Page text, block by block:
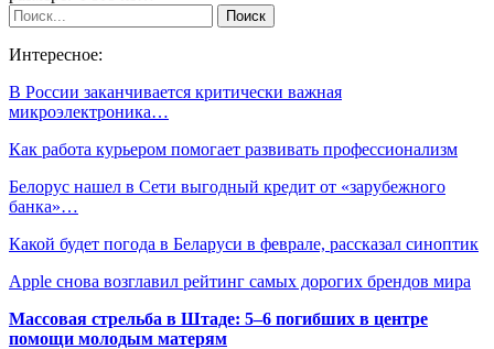
Интересное:
В России заканчивается критически важная
микроэлектроника…
Как работа курьером помогает развивать профессионализм
Белорус нашел в Сети выгодный кредит от «зарубежного
банка»…
Какой будет погода в Беларуси в феврале, рассказал синоптик
Apple снова возглавил рейтинг самых дорогих брендов мира
Массовая стрельба в Штаде: 5–6 погибших в центре
помощи молодым матерям